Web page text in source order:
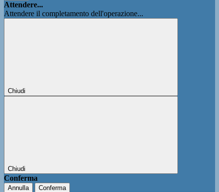
Attendere...
Attendere il completamento dell'operazione...
Chiudi
Chiudi
Conferma
Annulla Conferma